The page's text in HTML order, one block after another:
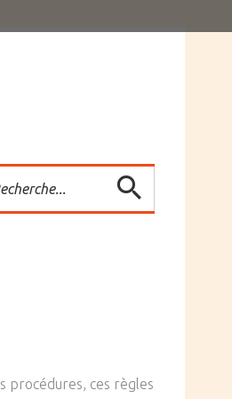
procédures, ces règles